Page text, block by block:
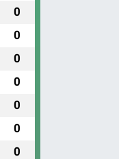
0
0
0
0
0
0
0